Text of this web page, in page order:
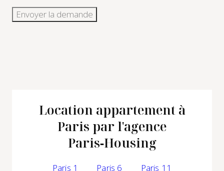
Envoyer la demande
Location appartement à
Paris par l'agence
Paris‑Housing
Paris 1
Paris 6
Paris 11